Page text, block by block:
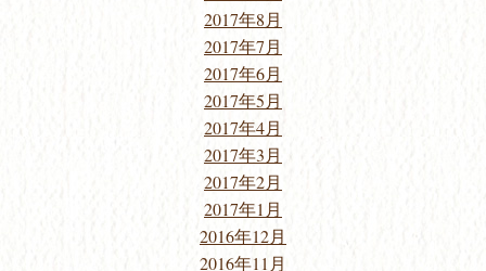
2017年8月
2017年7月
2017年6月
2017年5月
2017年4月
2017年3月
2017年2月
2017年1月
2016年12月
2016年11月